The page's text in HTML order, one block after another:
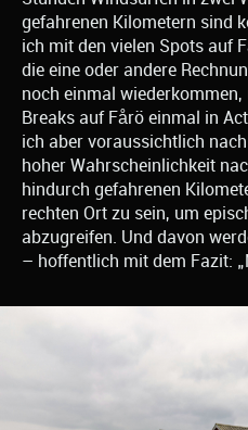
gefahrenen Kilometern sind
ich mit den vielen Spots auf
die eine oder andere
noch einmal
Breaks auf Fårö einmal in
ich aber voraussichtlich
hoher Wahrscheinlichkeit
hindurch gefahrenen
rechten Ort zu sein, um
abzugreifen. Und davon
– hoffentlich mit dem Fazit: